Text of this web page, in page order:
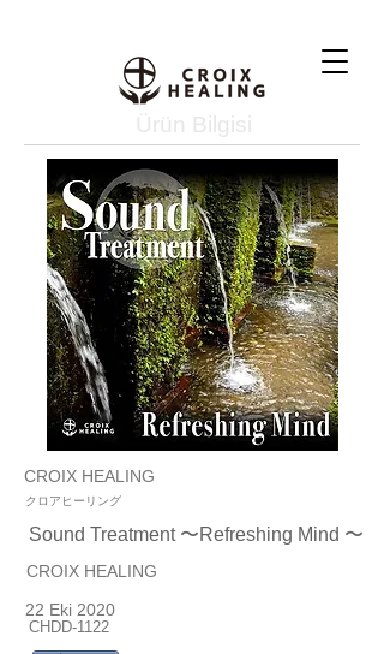
Ürün Bilgisi
CROIX HEALING
クロアヒーリング
Sound Treatment 〜Refreshing Mind 〜
CROIX HEALING
22 Eki 2020
CHDD-1122